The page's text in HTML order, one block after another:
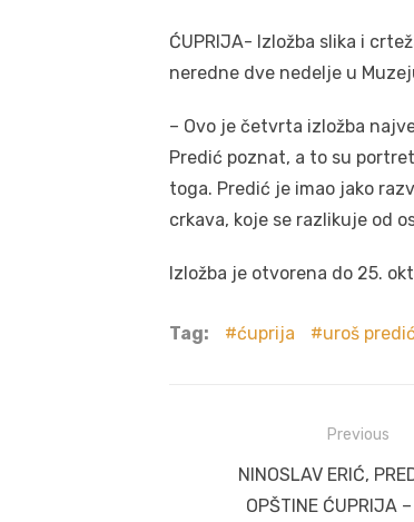
ĆUPRIJA- Izložba slika i
neredne dve nedelje u
– Ovo je četvrta izložba
Predić poznat, a to su
toga. Predić je imao jako
crkava, koje se razlikuje od
Izložba je otvorena do 25.
Tag: ćuprija uroš predić
navigation
Previous
Previous
post:
NINOSLAV ERIĆ,
OPŠTINE ĆUPRIJA